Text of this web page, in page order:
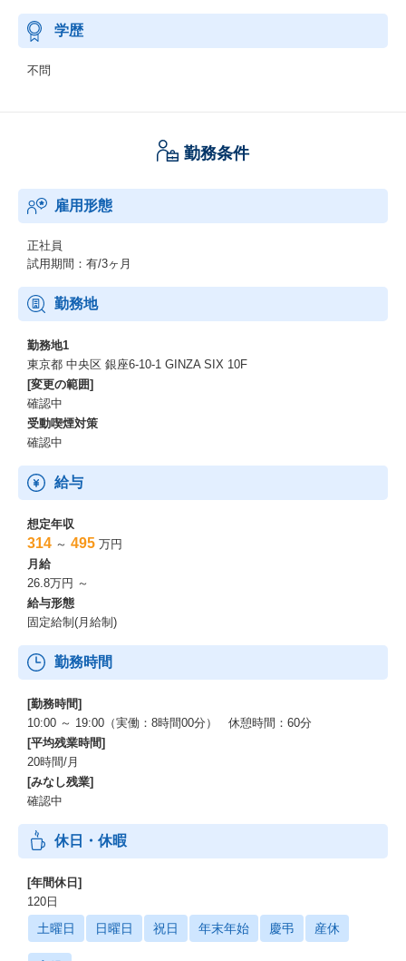
学歴
不問
勤務条件
雇用形態
正社員
試用期間：有/3ヶ月
勤務地
勤務地1
東京都 中央区 銀座6-10-1 GINZA SIX 10F
[変更の範囲]
確認中
受動喫煙対策
確認中
給与
想定年収
314 ～ 495 万円
月給
26.8万円 ～
給与形態
固定給制(月給制)
勤務時間
[勤務時間]
10:00 ～ 19:00（実働：8時間00分） 休憩時間：60分
[平均残業時間]
20時間/月
[みなし残業]
確認中
休日・休暇
[年間休日]
120日
土曜日 日曜日 祝日 年末年始 慶弔 産休